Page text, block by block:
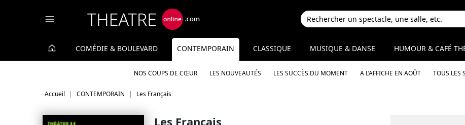
COMÉDIE & BOULEVARD CONTEMPORAIN
NOS COUPS DE CŒUR LES NOUVEAUTÉS LES SUCCÈS DU MOMENT A L’AFFICHE EN AOÛT TOUS LES
CLASSIQUE MUSIQUE & DANSE HUMOUR & CAFÉ
Accueil CONTEMPORAIN Les Français
Les Français